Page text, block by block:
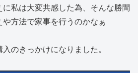
私は大変共感した為、そんな勝間
方法で家事を行うのかなぁ
のきっかけになりました。